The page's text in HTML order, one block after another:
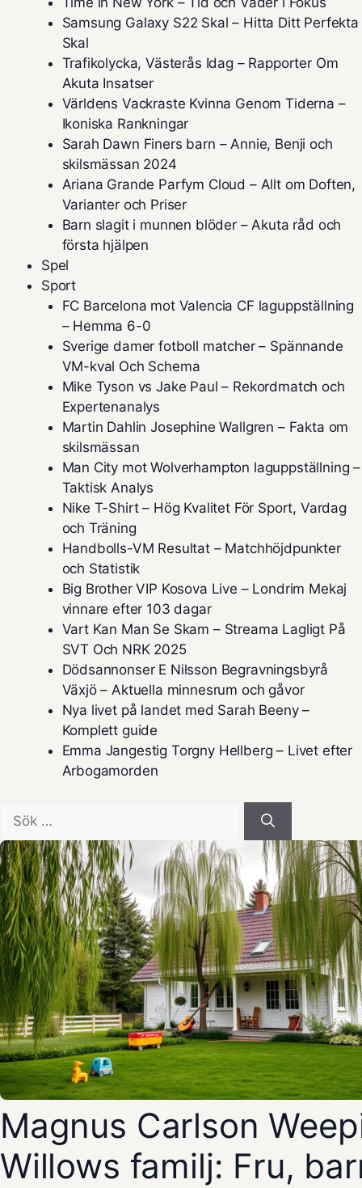
Samsung Galaxy S22 Skal – Hitta Ditt Perfekta
Skal
Trafikolycka, Västerås Idag – Rapporter Om
Akuta Insatser
Världens Vackraste Kvinna Genom Tiderna –
Ikoniska Rankningar
Sarah Dawn Finers barn – Annie, Benji och
skilsmässan 2024
Ariana Grande Parfym Cloud – Allt om Doften,
Varianter och Priser
Barn slagit i munnen blöder – Akuta råd och
första hjälpen
Spel
Sport
FC Barcelona mot Valencia CF laguppställning
– Hemma 6-0
Sverige damer fotboll matcher – Spännande
VM-kval Och Schema
Mike Tyson vs Jake Paul – Rekordmatch och
Expertenanalys
Martin Dahlin Josephine Wallgren – Fakta om
skilsmässan
Man City mot Wolverhampton laguppställning –
Taktisk Analys
Nike T-Shirt – Hög Kvalitet För Sport, Vardag
och Träning
Handbolls-VM Resultat – Matchhöjdpunkter
och Statistik
Big Brother VIP Kosova Live – Londrim Mekaj
vinnare efter 103 dagar
Vart Kan Man Se Skam – Streama Lagligt På
SVT Och NRK 2025
Dödsannonser E Nilsson Begravningsbyrå
Växjö – Aktuella minnesrum och gåvor
Nya livet på landet med Sarah Beeny –
Komplett guide
Emma Jangestig Torgny Hellberg – Livet efter
Arbogamorden
efter:
Magnus Carlson
Willows familj: Fru,